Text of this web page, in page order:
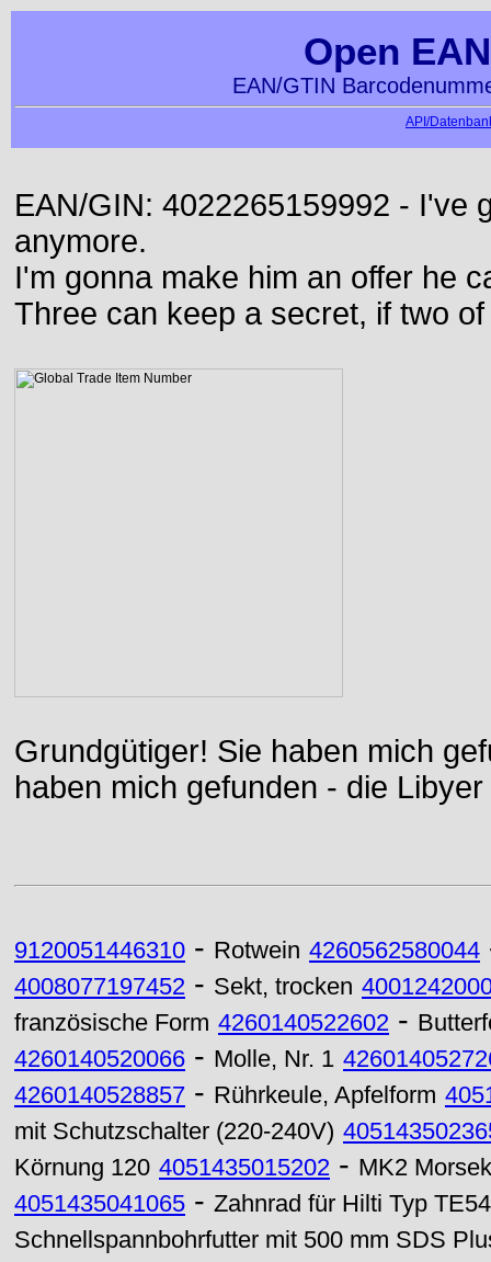
Open
EAN/GTIN
API/
EAN/GIN: 4022265159992 - I've
anymore.
I'm gonna make him an offer he
Three can keep a secret, if two
Grundgütiger! Sie haben mich
haben mich gefunden - die
9120051446310 - Rotwein 4260562580044
4008077197452 - Sekt, trocken
französische Form 4260140522602 -
4260140520066 - Molle, Nr. 1
4260140528857 - Rührkeule, Apfelform
mit Schutzschalter (220-240V)
Körnung 120 4051435015202 - MK2
4051435041065 - Zahnrad für Hilti Typ
Schnellspannbohrfutter mit 500 mm SDS